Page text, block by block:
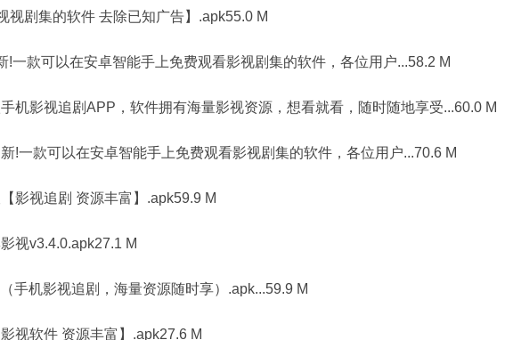
视剧集的软件 去除已知广告】.apk55.0 M
!一款可以在安卓智能手上免费观看影视剧集的软件，各位用户...58.2 M
机影视追剧APP，软件拥有海量影视资源，想看就看，随时随地享受...60.0 M
!一款可以在安卓智能手上免费观看影视剧集的软件，各位用户...70.6 M
影视追剧 资源丰富】.apk59.9 M
视v3.4.0.apk27.1 M
手机影视追剧，海量资源随时享）.apk...59.9 M
视软件 资源丰富】.apk27.6 M